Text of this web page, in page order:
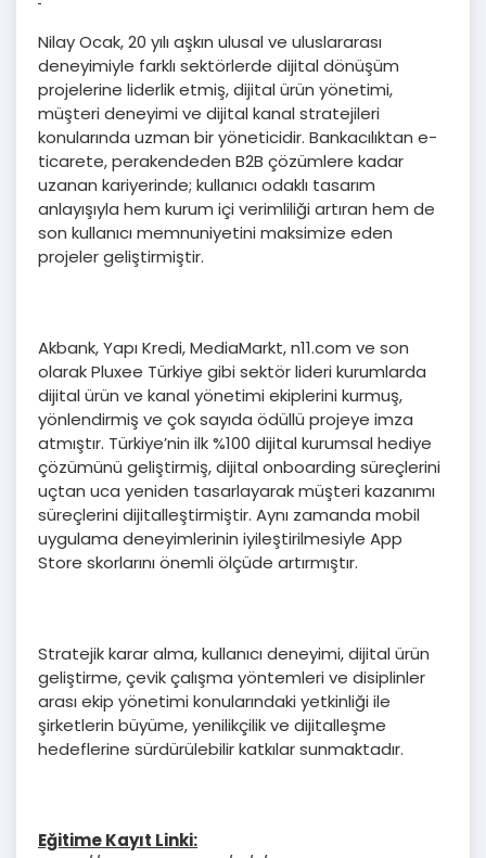
Nilay Ocak, 20 yılı aşkın ulusal ve uluslararası
deneyimiyle farklı sektörlerde dijital dönüşüm
projelerine liderlik etmiş, dijital ürün yönetimi,
müşteri deneyimi ve dijital kanal stratejileri
konularında uzman bir yöneticidir. Bankacılıktan e-
ticarete, perakendeden B2B çözümlere kadar
uzanan kariyerinde; kullanıcı odaklı tasarım
anlayışıyla hem kurum içi verimliliği artıran hem de
son kullanıcı memnuniyetini maksimize eden
projeler geliştirmiştir.
Akbank, Yapı Kredi, MediaMarkt, n11.com ve son
olarak Pluxee Türkiye gibi sektör lideri kurumlarda
dijital ürün ve kanal yönetimi ekiplerini kurmuş,
yönlendirmiş ve çok sayıda ödüllü projeye imza
atmıştır. Türkiye’nin ilk %100 dijital kurumsal hediye
çözümünü geliştirmiş, dijital onboarding süreçlerini
uçtan uca yeniden tasarlayarak müşteri kazanımı
süreçlerini dijitalleştirmiştir. Aynı zamanda mobil
uygulama deneyimlerinin iyileştirilmesiyle App
Store skorlarını önemli ölçüde artırmıştır.
Stratejik karar alma, kullanıcı deneyimi, dijital ürün
geliştirme, çevik çalışma yöntemleri ve disiplinler
arası ekip yönetimi konularındaki yetkinliği ile
şirketlerin büyüme, yenilikçilik ve dijitalleşme
hedeflerine sürdürülebilir katkılar sunmaktadır.
Eğitime Kayıt Linki: